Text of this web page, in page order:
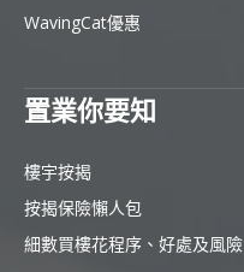
WavingCat優惠
置業你要知
樓宇按揭
按揭保險懶人包
細數買樓花程序、好處及風險